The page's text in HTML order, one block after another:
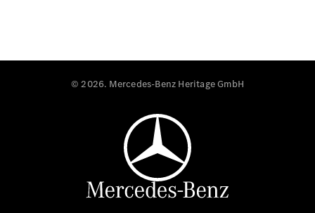
© 2026. Mercedes-Benz Heritage GmbH